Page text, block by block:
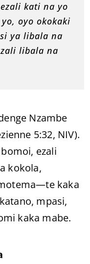
kati na yo
oyo okokaki
ya libala na
libala na
Nzambe
5:32, NIV).
ezali
kokola,
kaka
mpasi,
kaka mabe.